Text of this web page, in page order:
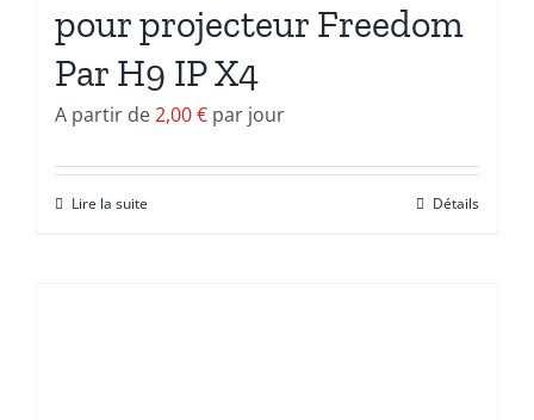
pour projecteur Freedom
Par H9 IP X4
A partir de2,00€ par jour
Lire la suite Détails